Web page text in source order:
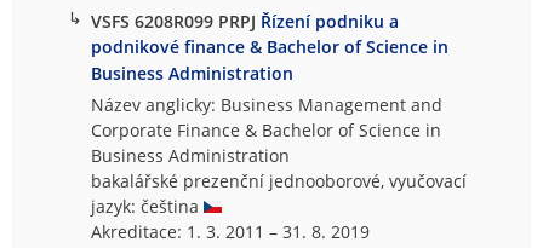
↳ VSFS 6208R099 PRPJ Řízení podniku a
podnikové finance & Bachelor of Science in
Business Administration
Název anglicky: Business Management and
Corporate Finance & Bachelor of Science in
Business Administration
bakalářské prezenční jednooborové, vyučovací
jazyk: čeština
Akreditace: 1. 3. 2011 – 31. 8. 2019